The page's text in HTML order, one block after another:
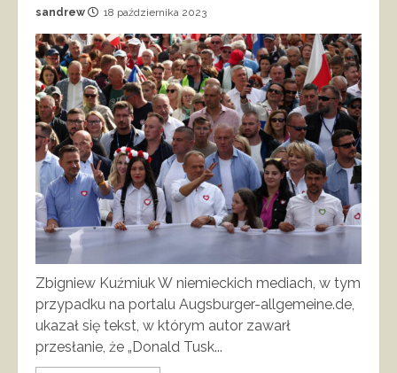
sandrew 18 października 2023
Zbigniew Kuźmiuk W niemieckich mediach, w tym
przypadku na portalu Augsburger-allgemeine.de,
ukazał się tekst, w którym autor zawarł
przesłanie, że „Donald Tusk...